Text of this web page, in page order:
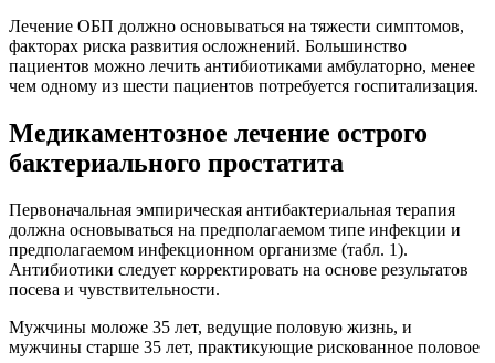
Лечение ОБП должно основываться на тяжести симптомов,
факторах риска развития осложнений. Большинство
пациентов можно лечить антибиотиками амбулаторно, менее
чем одному из шести пациентов потребуется госпитализация.
Медикаментозное лечение острого
бактериального простатита
Первоначальная эмпирическая антибактериальная терапия
должна основываться на предполагаемом типе инфекции и
предполагаемом инфекционном организме (табл. 1).
Антибиотики следует корректировать на основе результатов
посева и чувствительности.
Мужчины моложе 35 лет, ведущие половую жизнь, и
мужчины старше 35 лет, практикующие рискованное половое